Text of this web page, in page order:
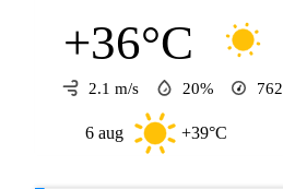
+36°C
2.1 m/s 20% 762
+39°C